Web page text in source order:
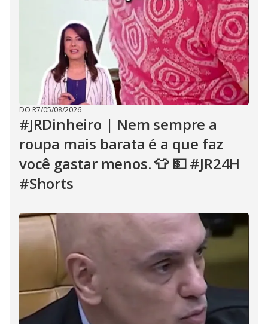
DO R7/05/08/2026
#JRDinheiro | Nem sempre a
roupa mais barata é a que faz
você gastar menos. 👕 💵 #JR24H
#Shorts